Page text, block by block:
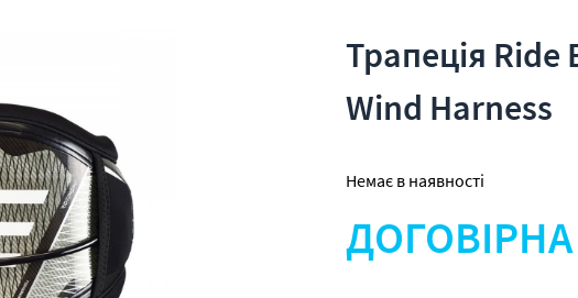
Трапеція Ride
Wind Harness
Немає в наявності
ДОГОВІРНА